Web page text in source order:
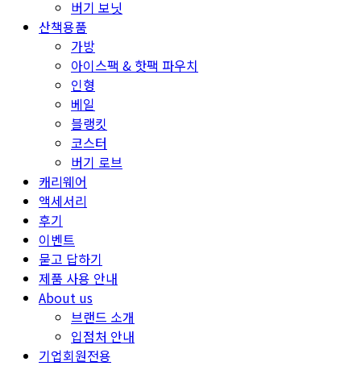
버기 보닛
산책용품
가방
아이스팩 & 핫팩 파우치
인형
베일
블랭킷
코스터
버기 로브
캐리웨어
액세서리
후기
이벤트
묻고 답하기
제품 사용 안내
About us
브랜드 소개
입점처 안내
기업회원전용